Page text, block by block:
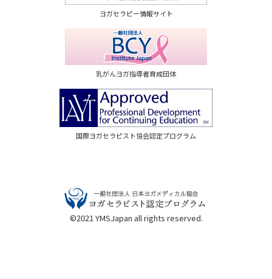
ヨガセラピー情報サイト
乳がんヨガ指導者育成団体
国際ヨガセラピスト協会認定プログラム
©2021 YMSJapan all rights reserved.